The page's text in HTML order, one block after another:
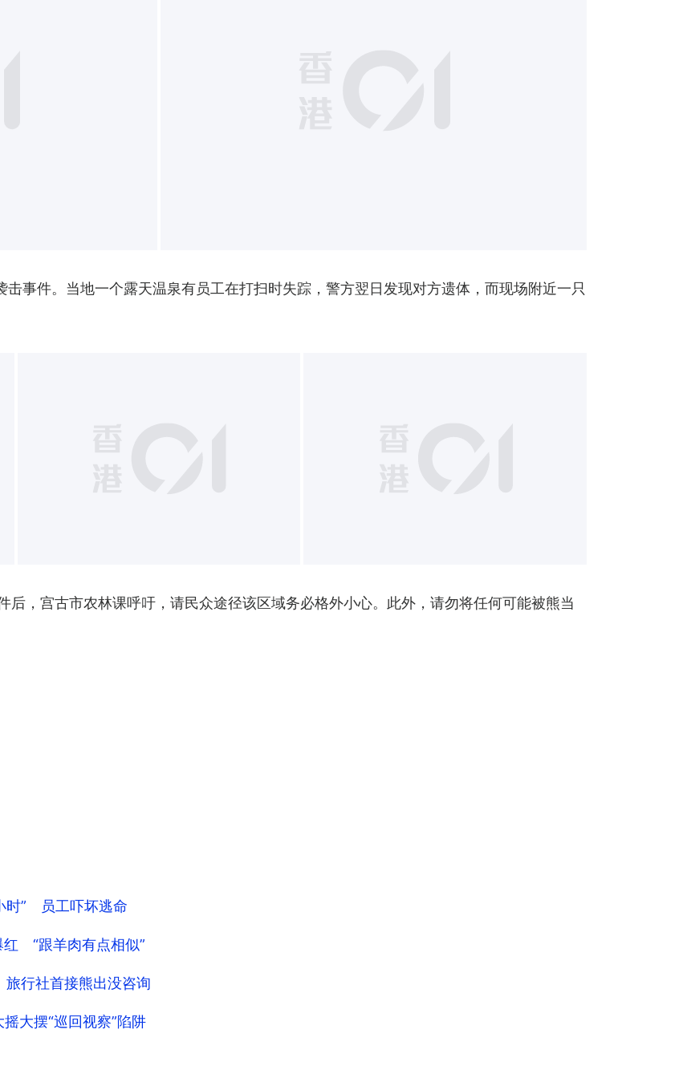
事件。当地一个露天温泉有员工在打扫时失踪，警方翌日发现对方遗体，而现场附近一只
后，宫古市农林课呼吁，请民众途径该区域务必格外小心。此外，请勿将任何可能被熊当
时” 员工吓坏逃命
红 “跟羊肉有点相似”
行社首接熊出没咨询
大摆“巡回视察”陷阱